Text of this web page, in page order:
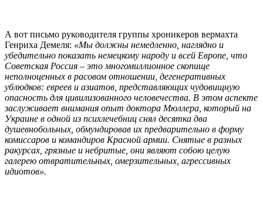
А вот письмо руководителя группы хроникеров вермахта
Генриха Демеля: «Мы должны немедленно, наглядно и
убедительно показать немецкому народу и всей Европе, что
Советская Россия – это многомиллионное скопище
неполноценных в расовом отношении, дегенеративных
ублюдков: евреев и азиатов, представляющих чудовищную
опасность для цивилизованного человечества. В этом аспекте
заслуживает внимания опыт доктора Мюллера, который на
Украине в одной из психлечебниц снял десятка два
душевнобольных, обмундировав их предварительно в форму
комиссаров и командиров Красной армии. Снятые в разных
ракурсах, грязные и небритые, они являют собою целую
галерею отвратительных, омерзительных, агрессивных
идиотов».